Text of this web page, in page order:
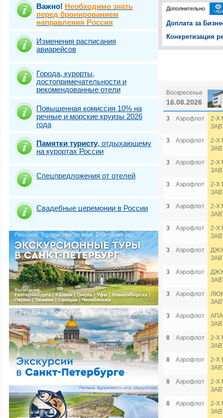
Важно! Необходимо знать
перед бронированием
направления Россия
Изменения расписания
авиарейсов
Города, курорты,
достопримечательности и
рекомендованные отели
Повышенная комиссия 10% на
речные и морские круизы 2026
года
Памятки туристу, отдыхающему
на курортах России
Спецпредложения от отелей
Свадебные церемонии в России
Дополнительно
Доплата за
Конкретизация
Воскресенье
16.08.2026
3 Аэрофлот
2-Х
3
Аэрофлот
2-Х
3
Аэрофлот
2-Х
3
Аэрофлот
2-Х
3
Аэрофлот
2-Х
3
Аэрофлот
2-Х
3
Аэрофлот
3
Аэрофлот
3
Аэрофлот
3
Аэрофлот
8
Аэрофлот
2-Х
8
Аэрофлот
2-Х
8
Аэрофлот
2-Х
8
Аэрофлот
2-Х